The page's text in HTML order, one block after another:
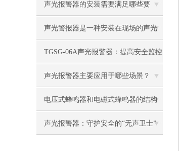
声光报警器的安装需要满足哪些要
求？
声光警报器是一种安装在现场的声光
报警设备
TGSG-06A声光报警器：提高安全监控
效率的智能报警设备
声光报警器主要应用于哪些场景？
电压式蜂鸣器和电磁式蜂鸣器的结构
原理有什么不同
声光报警器：守护安全的“无声卫士”